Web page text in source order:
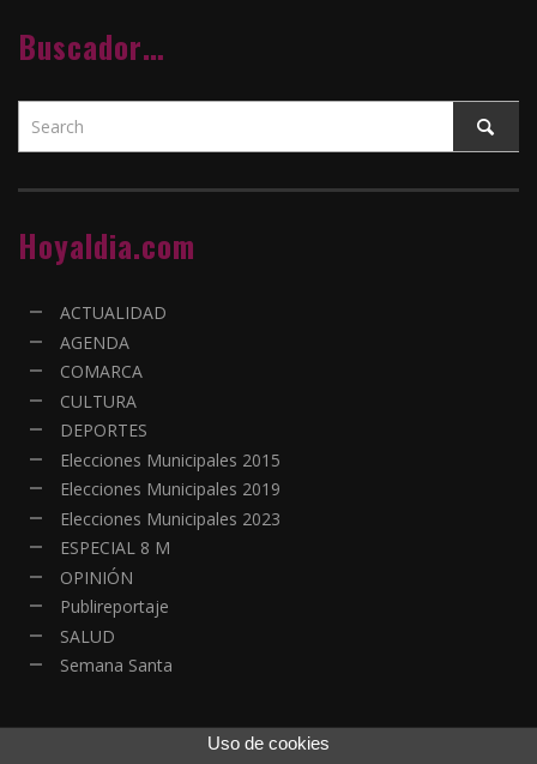
Buscador…
Hoyaldia.com
ACTUALIDAD
AGENDA
COMARCA
CULTURA
DEPORTES
Elecciones Municipales 2015
Elecciones Municipales 2019
Elecciones Municipales 2023
ESPECIAL 8 M
OPINIÓN
Publireportaje
SALUD
Semana Santa
Uso de cookies